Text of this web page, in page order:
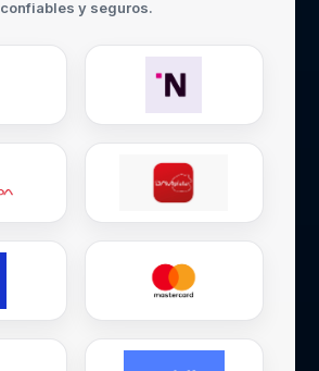
confiables y seguros.